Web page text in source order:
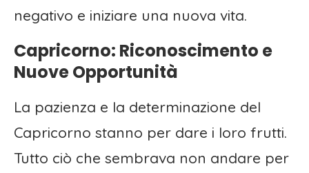
negativo e iniziare una nuova vita.
Capricorno: Riconoscimento e
Nuove Opportunità
La pazienza e la determinazione del
Capricorno stanno per dare i loro frutti.
Tutto ciò che sembrava non andare per